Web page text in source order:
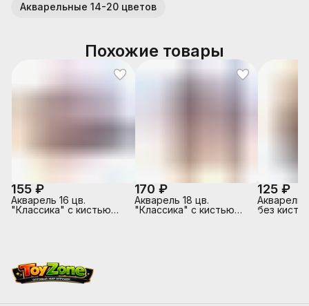
Акварельные 14-20 цветов
Похожие товары
155 ₽
Акварель 16 цв.
"Классика" с кистью
170 ₽
Акварель 18 цв.
"Классика" с кистью
125 ₽
Акварель
без